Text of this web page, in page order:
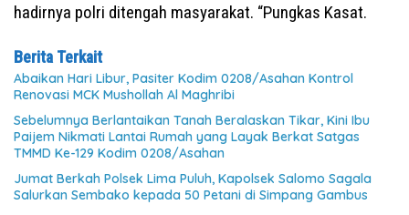
hadirnya polri ditengah masyarakat. “Pungkas Kasat.
Berita Terkait
Abaikan Hari Libur, Pasiter Kodim 0208/Asahan Kontrol
Renovasi MCK Mushollah Al Maghribi
Sebelumnya Berlantaikan Tanah Beralaskan Tikar, Kini Ibu
Paijem Nikmati Lantai Rumah yang Layak Berkat Satgas
TMMD Ke-129 Kodim 0208/Asahan
Jumat Berkah Polsek Lima Puluh, Kapolsek Salomo Sagala
Salurkan Sembako kepada 50 Petani di Simpang Gambus